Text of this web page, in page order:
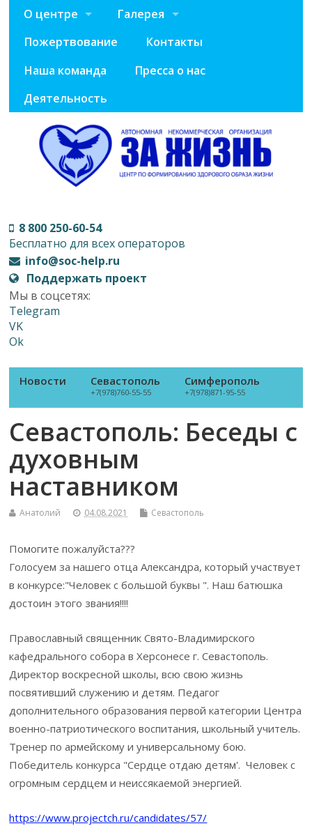
О центре
Галерея
Пожертвование
Контакты
Наша команда
Пресса о нас
Деятельность
8 800 250-60-54
Бесплатно для всех операторов
info@soc-help.ru
Поддержать проект
Мы в соцсетях:
Telegram
VK
Ok
Новости Севастополь
+7(978)760-55-55
Симферополь
+7(978)871-95-55
Севастополь: Беседы с
духовным
наставником
Анатолий 04.08.2021 Севастополь
Помогите пожалуйста???
Голосуем за нашего отца Александра, который участвует
в конкурсе:"Человек с большой буквы ". Наш батюшка
достоин этого звания!!!!
Православный священник Свято-Владимирского
кафедрального собора в Херсонесе г. Севастополь.
Директор воскресной школы, всю свою жизнь
посвятивший служению и детям. Педагог
дополнительного образования первой категории Центра
военно-патриотического воспитания, школьный учитель.
Тренер по армейскому и универсальному бою.
Победитель конкурса "Сердце отдаю детям'. Человек с
огромным сердцем и неиссякаемой энергией.
https://www.projectch.ru/candidates/57/